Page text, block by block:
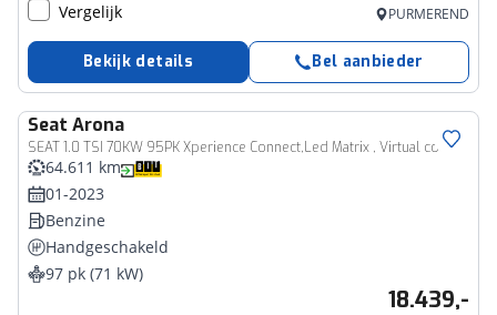
Vergelijk PURMEREND
Bekijk details Bel aanbieder
Seat Arona
SEAT 1.0 TSI 70KW 95PK Xperience Connect,Led Matrix , Virtual cockpit, Keyless, Adaptive cruise, PDC, 18" LMV , Navi,App / smartlink , Bleutooth , DAB+ etc. Dealer onderhouden .
64.611 km
01-2023
Benzine
Handgeschakeld
97 pk (71 kW)
18.439,-